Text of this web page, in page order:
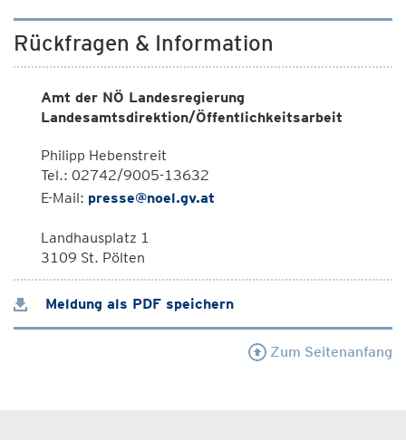
Rückfragen & Information
Amt der NÖ Landesregierung
Landesamtsdirektion/Öffentlichkeitsarbeit
Philipp Hebenstreit
Tel.: 02742/9005-13632
E-Mail: presse@noel.gv.at
Landhausplatz 1
3109 St. Pölten
Meldung als PDF speichern
Zum Seitenanfang